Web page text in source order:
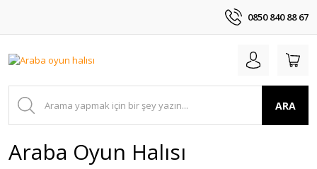
0850 840 88 67
ARA
Araba Oyun Halısı